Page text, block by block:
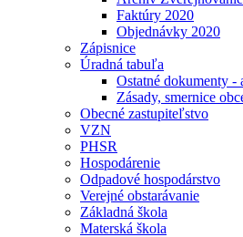
Faktúry 2020
Objednávky 2020
Zápisnice
Úradná tabuľa
Ostatné dokumenty -
Zásady, smernice
Obecné zastupiteľstvo
VZN
PHSR
Hospodárenie
Odpadové hospodárstvo
Verejné obstarávanie
Základná škola
Materská škola